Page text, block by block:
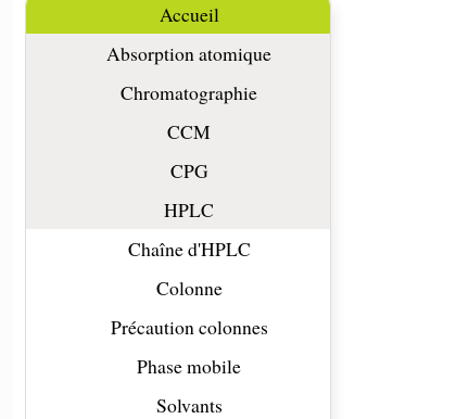
Accueil
Absorption atomique
Chromatographie
CCM
CPG
HPLC
Chaîne d'HPLC
Colonne
Précaution colonnes
Phase mobile
Solvants